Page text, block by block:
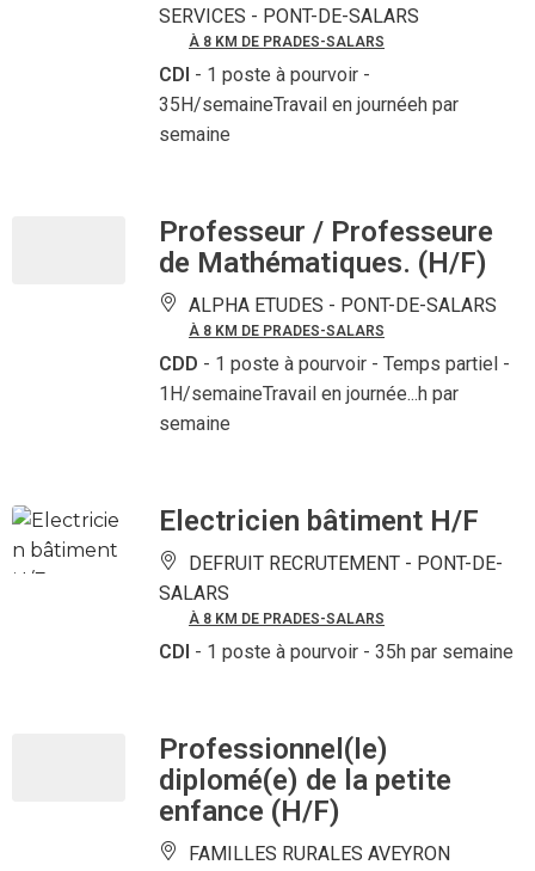
SERVICES - PONT-DE-SALARS
À 8 KM DE PRADES-SALARS
CDI - 1 poste à pourvoir -
35H/semaineTravail en journéeh par
semaine
Professeur / Professeure
de Mathématiques. (H/F)
ALPHA ETUDES - PONT-DE-SALARS
À 8 KM DE PRADES-SALARS
CDD - 1 poste à pourvoir - Temps partiel -
1H/semaineTravail en journée...h par
semaine
Electricien bâtiment H/F
DEFRUIT RECRUTEMENT - PONT-DE-
SALARS
À 8 KM DE PRADES-SALARS
CDI - 1 poste à pourvoir - 35h par semaine
Professionnel(le)
diplomé(e) de la petite
enfance (H/F)
FAMILLES RURALES AVEYRON